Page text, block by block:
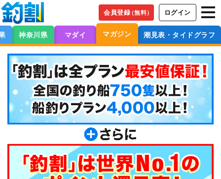
会員登録（無料） ログイン
神奈川県 マダイ マガジン 潮見表・タイドグラフ